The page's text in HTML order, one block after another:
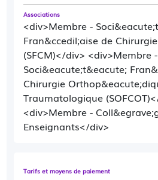
Associations
<div>Membre -
Fran&ccedil;aise de
(SFCM)</div> <div>Membre -
Soci&eacute;t&eacute;
Chirurgie
Traumatologique
<div>Membre -
Enseignants</div>
Tarifs et moyens de paiement